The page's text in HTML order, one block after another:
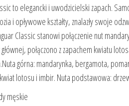
to elegancki i uwodzicielski zapach.
i opływowe kształty, znalazły swoje
Classic stanowi połączenie nut
połączono z zapachem kwiatu
górna: mandarynka, bergamota,
lotosu i imbir. Nuta podstawowa:
męskie